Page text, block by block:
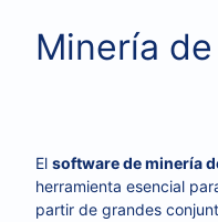
Minería
El software de minería
herramienta esencial
partir de grandes